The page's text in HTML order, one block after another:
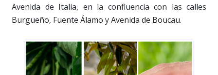
Avenida de Italia, en la confluencia con las calles
Burgueño, Fuente Álamo y Avenida de Boucau.